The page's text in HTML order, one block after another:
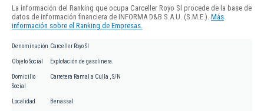
La información del Ranking que ocupa Carceller Royo Sl procede de la base de
datos de información financiera de INFORMA D&B S.A.U. (S.M.E.). Más
información sobre el Ranking de Empresas.
Denominación Carceller Royo Sl
Objeto Social Explotación de gasolinera.
Domicilio
Social
Carretera Ramal a Culla , S/N
Localidad Benassal